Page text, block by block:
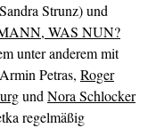
Strunz) und
WAS NUN?
unter anderem mit
Petras, Roger
und Nora Schlocker
regelmäßig